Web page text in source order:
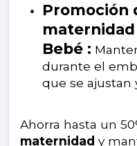
Promoción
maternidad
Bebé :
durante el
que se ajustan
Ahorra hasta un
maternidad y